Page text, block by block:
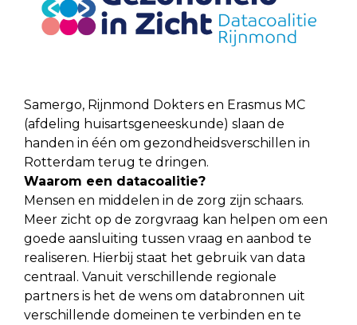
Samergo, Rijnmond Dokters en Erasmus MC
(afdeling huisartsgeneeskunde) slaan de
handen in één om gezondheidsverschillen in
Rotterdam terug te dringen.
Waarom een datacoalitie?
Mensen en middelen in de zorg zijn schaars.
Meer zicht op de zorgvraag kan helpen om een
goede aansluiting tussen vraag en aanbod te
realiseren. Hierbij staat het gebruik van data
centraal. Vanuit verschillende regionale
partners is het de wens om databronnen uit
verschillende domeinen te verbinden en te